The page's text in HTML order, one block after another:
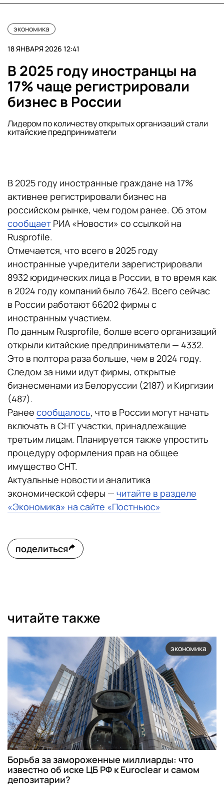
экономика
18 ЯНВАРЯ 2026 12:41
В 2025 году иностранцы на
17% чаще регистрировали
бизнес в России
Лидером по количеству открытых организаций стали
китайские предприниматели
В 2025 году иностранные граждане на 17%
активнее регистрировали бизнес на
российском рынке, чем годом ранее. Об этом
сообщает РИА «Новости» со ссылкой на
Rusprofile.
Отмечается, что всего в 2025 году
иностранные учредители зарегистрировали
8932 юридических лица в России, в то время как
в 2024 году компаний было 7642. Всего сейчас
в России работают 66202 фирмы с
иностранным участием.
По данным Rusprofile, болше всего организаций
открыли китайские предприниматели — 4332.
Это в полтора раза больше, чем в 2024 году.
Следом за ними идут фирмы, открытые
бизнесменами из Белоруссии (2187) и Киргизии
(487).
Ранее сообщалось, что в России могут начать
включать в СНТ участки, принадлежащие
третьим лицам. Планируется также упростить
процедуру оформления прав на общее
имущество СНТ.
Актуальные новости и аналитика
экономической сферы — читайте в разделе
«Экономика» на сайте «Постньюс»
поделиться
читайте также
экономика
Борьба за замороженные миллиарды: что
известно об иске ЦБ РФ к Euroclear и самом
депозитарии?